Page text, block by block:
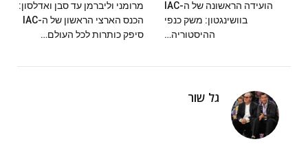
הועידה הראשונה של ה-IAC
בוושינגטון: משק כנפי
ההיסטוריה…
מרומני וליברמן עד סבן ואדלסון:
הכנס הארצי הראשון של ה-IAC
סיפק כותרות לכל העולם…
גל שור